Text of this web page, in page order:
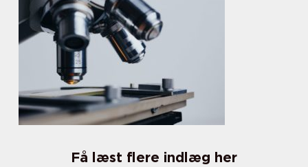
Få læst flere indlæg her